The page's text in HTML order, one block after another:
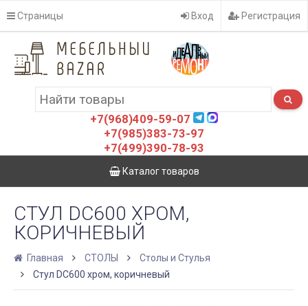
Страницы Вход Регистрация
+7(968)409-59-07
+7(985)383-73-97
+7(499)390-78-93
Каталог товаров
СТУЛ DC600 ХРОМ,
КОРИЧНЕВЫЙ
Главная СТОЛЫ
Столы и Стулья
Стул DC600 хром, коричневый